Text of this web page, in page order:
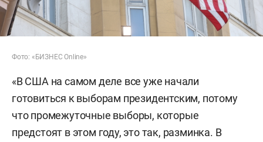
Фото: «БИЗНЕС Online»
«В США на самом деле все уже начали
готовиться к выборам президентским, потому
что промежуточные выборы, которые
предстоят в этом году, это так, разминка. В